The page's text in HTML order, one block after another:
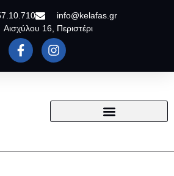
info@kelafas.gr
Αισχύλου 16, Περιστέρι